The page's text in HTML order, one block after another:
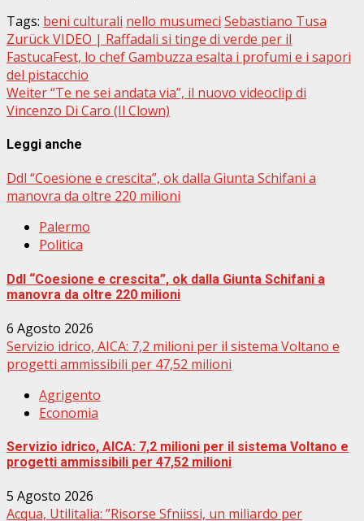
Tags: beni culturali nello musumeci Sebastiano Tusa
Beitragsnavigation
ZurückVIDEO | Raffadali si tinge di verde per il
FastucaFest, lo chef Gambuzza esalta i profumi e i sapori
del pistacchio
Weiter“Te ne sei andata via”, il nuovo videoclip di
Vincenzo Di Caro (Il Clown)
Leggi anche
Ddl “Coesione e crescita”, ok dalla Giunta Schifani a
manovra da oltre 220 milioni
Palermo
Politica
Ddl “Coesione e crescita”, ok dalla Giunta Schifani a
manovra da oltre 220 milioni
6 Agosto 2026
Servizio idrico, AICA: 7,2 milioni per il sistema Voltano e
progetti ammissibili per 47,52 milioni
Agrigento
Economia
Servizio idrico, AICA: 7,2 milioni per il sistema Voltano e
progetti ammissibili per 47,52 milioni
5 Agosto 2026
Acqua, Utilitalia: ”Risorse Sfniissi, un miliardo per